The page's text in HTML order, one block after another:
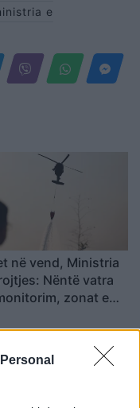
e
në vend, Ministria
Nëntë vatra
zonat e